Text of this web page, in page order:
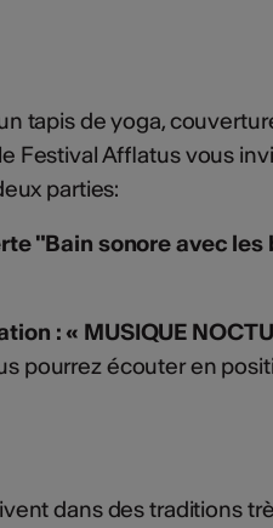
tapis de yoga,
Festival Afflatus vous
parties:
"Bain sonore avec
: « MUSIQUE
pourrez écouter en
dans des traditions